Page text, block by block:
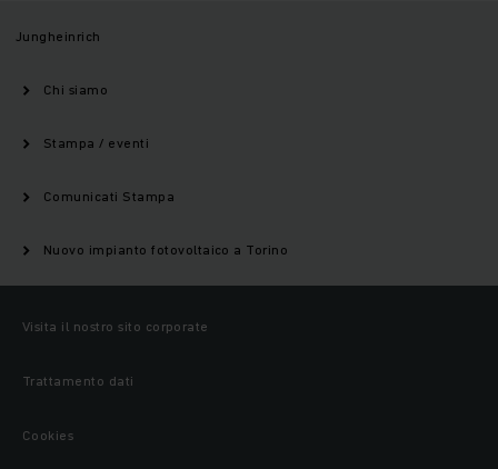
Jungheinrich
Chi siamo
Stampa / eventi
Comunicati Stampa
Nuovo impianto fotovoltaico a Torino
Visita il nostro sito corporate
Trattamento dati
Cookies